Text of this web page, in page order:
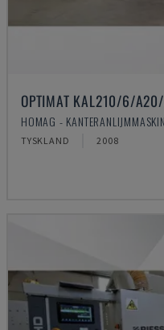
OPTIMAT KAL210/6/
HOMAG - KANTERANLIJMMASKIN
TYSKLAND 2008